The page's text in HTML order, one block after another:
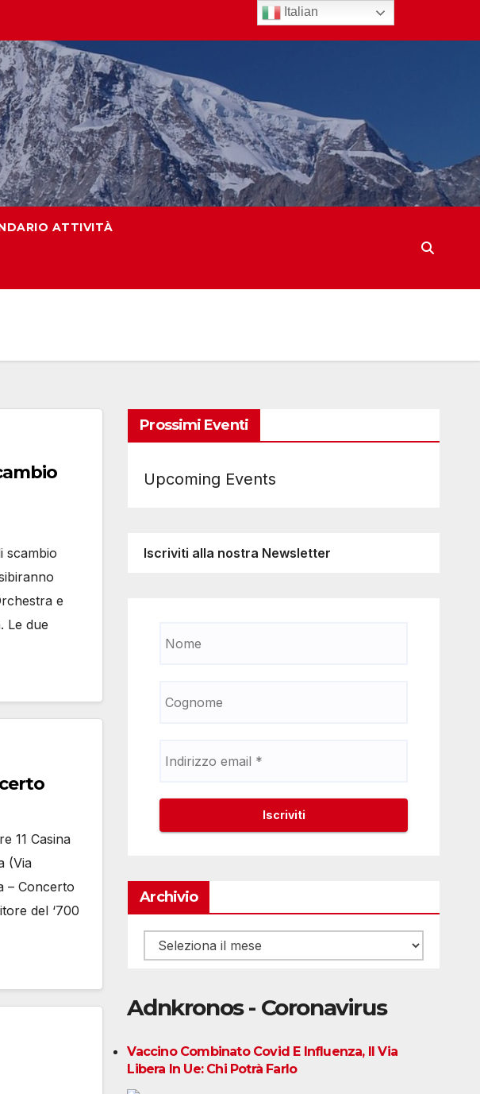
ATTIVITÀ
scambio
e
Le due
11 Casina
(Via
– Concerto
del ‘700
Prossimi Eventi
Upcoming Events
Iscriviti alla nostra Newsletter
Archivio
Archivio
Adnkronos - Coronavirus
Vaccino Combinato Covid E Influenza, Il Via
Libera In Ue: Chi Potrà Farlo
Italian